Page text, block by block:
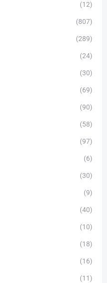
(12)
(807)
(289)
(24)
(30)
(69)
(90)
(58)
(97)
(6)
(30)
(9)
(40)
(10)
(18)
(16)
(11)